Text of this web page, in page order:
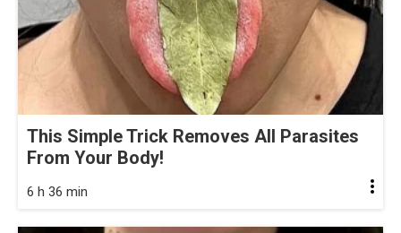
This Simple Trick Removes All Parasites
From Your Body!
6 h 36 min